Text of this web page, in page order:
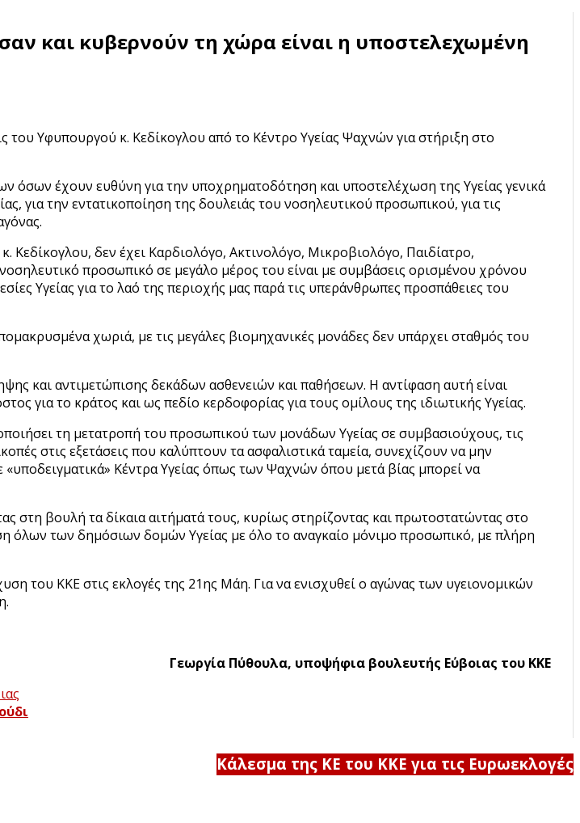
και κυβερνούν τη χώρα είναι η υποστελεχωμένη
Υφυπουργού κ. Κεδίκογλου από το Κέντρο Υγείας Ψαχνών για στήριξη στο
έχουν ευθύνη για την υποχρηματοδότηση και υποστελέχωση της Υγείας γενικά
για την εντατικοποίηση της δουλειάς του νοσηλευτικού προσωπικού, για τις
Κεδίκογλου, δεν έχει Καρδιολόγο, Ακτινολόγο, Μικροβιολόγο, Παιδίατρο,
προσωπικό σε μεγάλο μέρος του είναι με συμβάσεις ορισμένου χρόνου
Υγείας για το λαό της περιοχής μας παρά τις υπεράνθρωπες προσπάθειες του
χωριά, με τις μεγάλες βιομηχανικές μονάδες δεν υπάρχει σταθμός του
και αντιμετώπισης δεκάδων ασθενειών και παθήσεων. Η αντίφαση αυτή είναι
για το κράτος και ως πεδίο κερδοφορίας για τους ομίλους της ιδιωτικής Υγείας.
τη μετατροπή του προσωπικού των μονάδων Υγείας σε συμβασιούχους, τις
στις εξετάσεις που καλύπτουν τα ασφαλιστικά ταμεία, συνεχίζουν να μην
Κέντρα Υγείας όπως των Ψαχνών όπου μετά βίας μπορεί να
στη βουλή τα δίκαια αιτήματά τους, κυρίως στηρίζοντας και πρωτοστατώντας στο
όλων των δημόσιων δομών Υγείας με όλο το αναγκαίο μόνιμο προσωπικό, με πλήρη
του ΚΚΕ στις εκλογές της 21ης Μάη. Για να ενισχυθεί ο αγώνας των υγειονομικών
Γεωργία Πύθουλα, υποψήφια βουλευτής Εύβοιας του ΚΚΕ
Κάλεσμα της ΚΕ του ΚΚΕ για τις Ευρωεκλογές